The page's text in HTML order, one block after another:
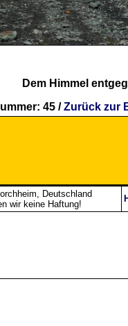
Dem Himmel
45 /Zurück zur
Deutschland
wir keine Haftung!